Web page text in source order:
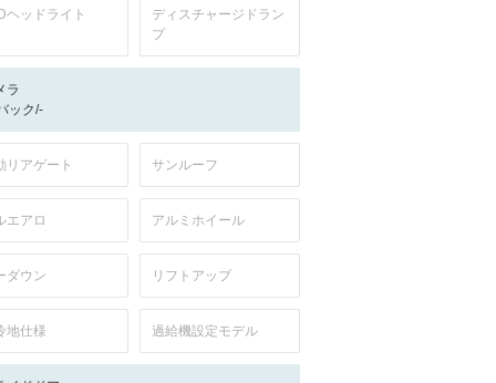
ヘッドライト
ディスチャージドラン
プ
ラ
ック/-
リアゲート サンルーフ
エアロ アルミホイール
ダウン リフトアップ
地仕様 過給機設定モデル